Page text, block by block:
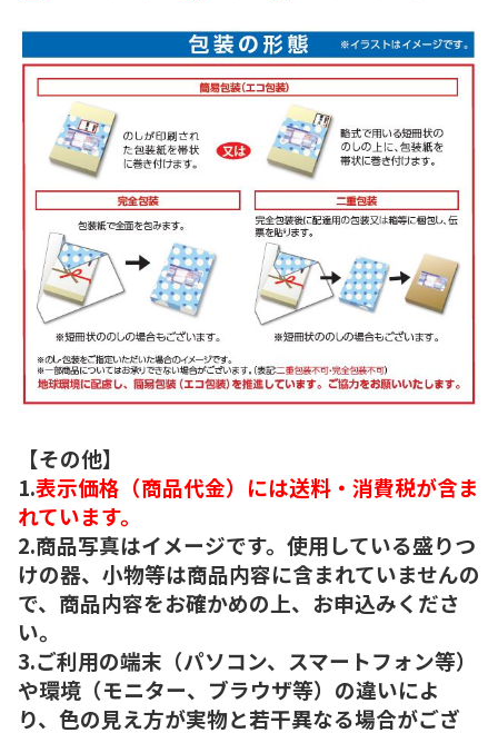
【その他】
1.表示価格（商品代金）には送料・消費税が含ま
れています。
2.商品写真はイメージです。使用している盛りつ
けの器、小物等は商品内容に含まれていませんの
で、商品内容をお確かめの上、お申込みくださ
い。
3.ご利用の端末（パソコン、スマートフォン等）
や環境（モニター、ブラウザ等）の違いによ
り、色の見え方が実物と若干異なる場合がござ